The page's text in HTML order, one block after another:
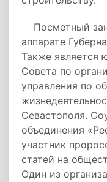
Посметный
аппарате
Также является
Совета по
управления по
Севастополя.
объединения
участник
статей на
Один из